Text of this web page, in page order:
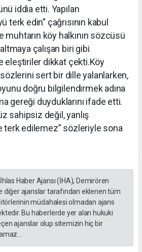
iddia etti. Yapılan
terk edin” çağrısının kabul
köy halkının sözcüsü
çalışan biri gibi
eleştiriler dikkat çekti.Köy
sert bir dille yalanlarken,
doğru bilgilendirmek adına
gereği duyduklarını ifade etti.
sahipsiz değil, yanlış
terk edilemez” sözleriyle sona
Haber Ajansı (İHA), Demirören
diğer ajanslar tarafından eklenen tüm
müdahalesi olmadan ajans
Bu haberlerde yer alan hukuki
ajanslar olup sitemizin hiç bir